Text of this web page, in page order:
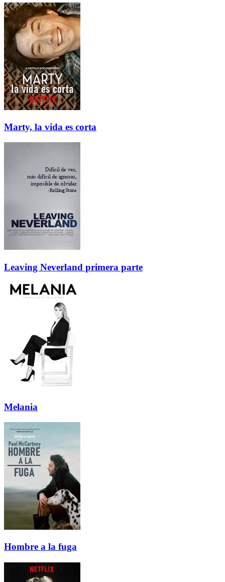
Marty, la vida es corta
Leaving Neverland primera parte
Melania
Hombre a la fuga